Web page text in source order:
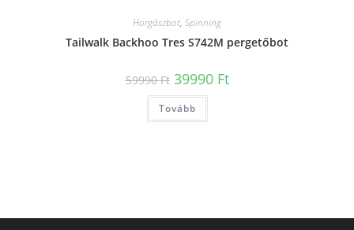
Horgászbot, Spinning
Tailwalk Backhoo Tres S742M pergetőbot
59990Ft Original
price
was:
59990 Ft.
39990 FtCurrent
price
Tovább